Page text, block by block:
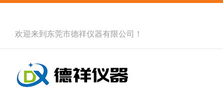
欢迎来到 东莞市德祥仪器有限公司 ！